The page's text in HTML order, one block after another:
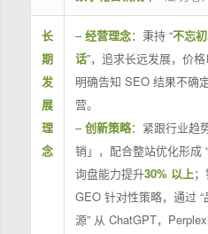
长
期
发
展
理
念
–经营理念：秉持 “不忘
话”，追求长远发展，价
明确告知 SEO 结果不确
营。
–创新策略：紧跟行业趋
销」，配合整站优化形成
询盘能力提升30% 以上；
GEO 针对性策略，通过
源” 从 ChatGPT，